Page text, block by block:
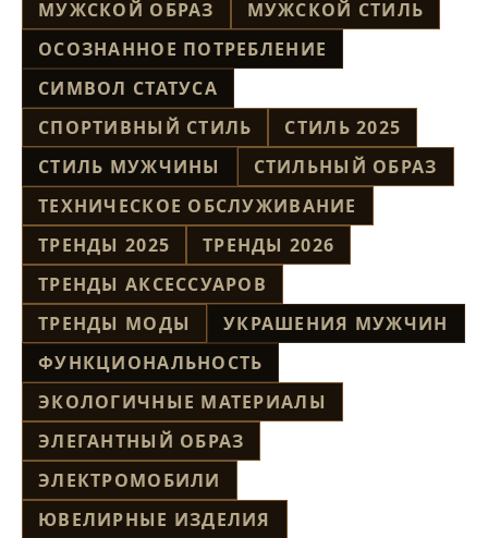
МУЖСКОЙ ОБРАЗ
МУЖСКОЙ СТИЛЬ
ОСОЗНАННОЕ ПОТРЕБЛЕНИЕ
СИМВОЛ СТАТУСА
СПОРТИВНЫЙ СТИЛЬ
СТИЛЬ 2025
СТИЛЬ МУЖЧИНЫ
СТИЛЬНЫЙ ОБРАЗ
ТЕХНИЧЕСКОЕ ОБСЛУЖИВАНИЕ
ТРЕНДЫ 2025
ТРЕНДЫ 2026
ТРЕНДЫ АКСЕССУАРОВ
ТРЕНДЫ МОДЫ
УКРАШЕНИЯ МУЖЧИН
ФУНКЦИОНАЛЬНОСТЬ
ЭКОЛОГИЧНЫЕ МАТЕРИАЛЫ
ЭЛЕГАНТНЫЙ ОБРАЗ
ЭЛЕКТРОМОБИЛИ
ЮВЕЛИРНЫЕ ИЗДЕЛИЯ